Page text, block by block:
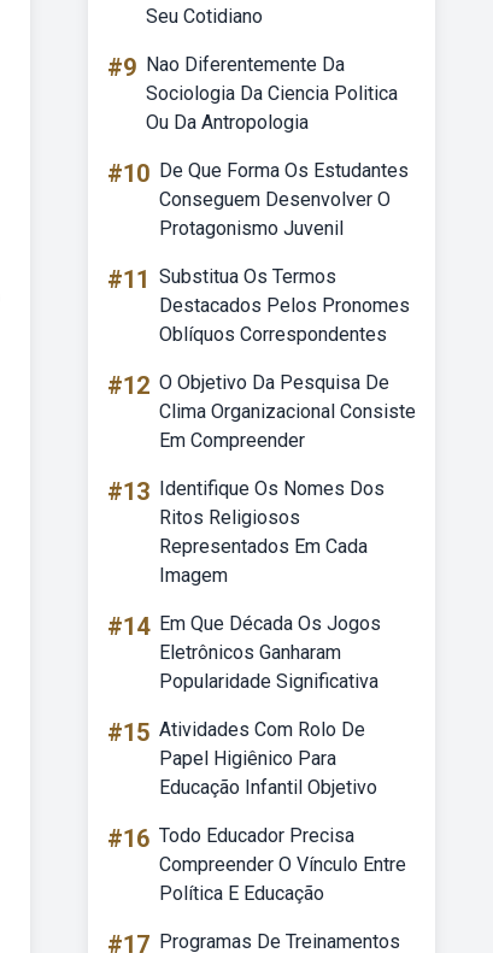
Seu Cotidiano
#9 Nao Diferentemente Da
Sociologia Da Ciencia Politica
Ou Da Antropologia
#10 De Que Forma Os Estudantes
Conseguem Desenvolver O
Protagonismo Juvenil
#11 Substitua Os Termos
Destacados Pelos Pronomes
Oblíquos Correspondentes
#12 O Objetivo Da Pesquisa De
Clima Organizacional Consiste
Em Compreender
#13 Identifique Os Nomes Dos
Ritos Religiosos
Representados Em Cada
Imagem
#14 Em Que Década Os Jogos
Eletrônicos Ganharam
Popularidade Significativa
#15 Atividades Com Rolo De
Papel Higiênico Para
Educação Infantil Objetivo
#16 Todo Educador Precisa
Compreender O Vínculo Entre
Política E Educação
#17 Programas De Treinamentos